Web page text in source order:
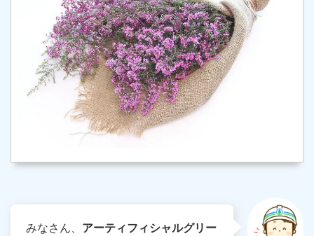
みなさん、 アーティフィシャルグリー